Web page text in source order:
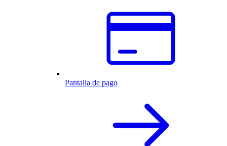
Pantalla de pago